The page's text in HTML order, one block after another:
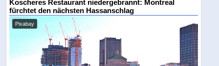
Koscheres Restaurant niedergebrannt: Montreal
fürchtet den nächsten Hassanschlag
Pixabay